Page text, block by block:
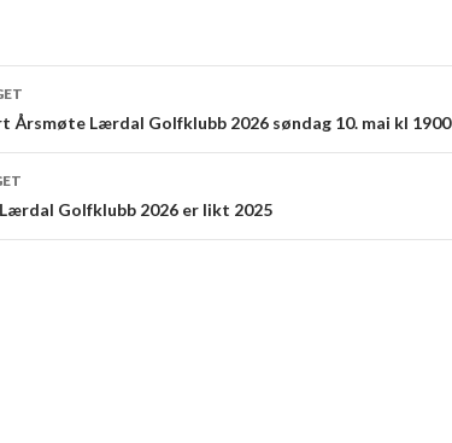
Lærdal Golfklubb 2026 søndag 10. mai kl 1900
Golfklubb 2026 er likt 2025